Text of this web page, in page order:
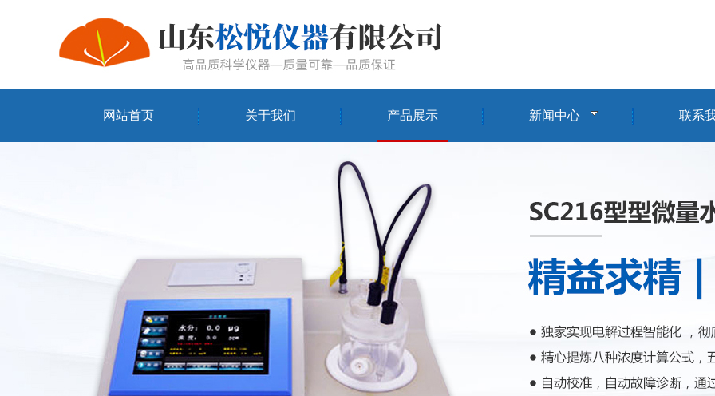
网站首页 关于我们 产品展示 新闻中心 联系